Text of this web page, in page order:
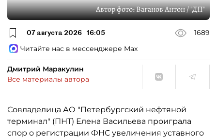
Автор фото:Ваганов Антон / "ДП"
07 августа 2026 16:05
1689
Читайте нас в мессенджере Max
Дмитрий Маракулин
Все материалы автора
Совладелица АО "Петербургский нефтяной
терминал" (ПНТ) Елена Васильева проиграла
спор о регистрации ФНС увеличения уставного